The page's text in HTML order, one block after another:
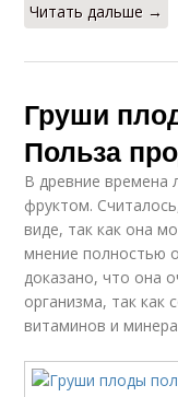
Читать дальше →
Груши
Польза
В древние времена
фруктом.
виде, так как она
мнение полностью
доказано, что она
организма, так как
витаминов и